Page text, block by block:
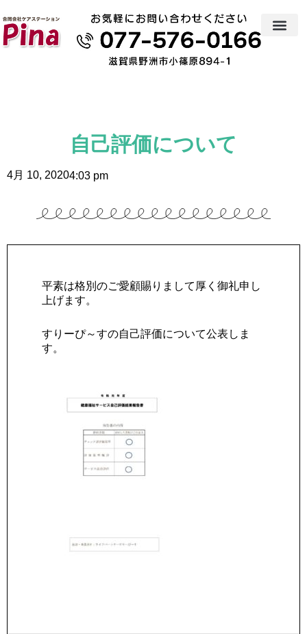
自己評価について
4月 10, 20204:03 pm
平素は格別のご愛顧賜りまして厚く御礼申し
上げます。
すりーぴ～すの自己評価について公表しま
す。